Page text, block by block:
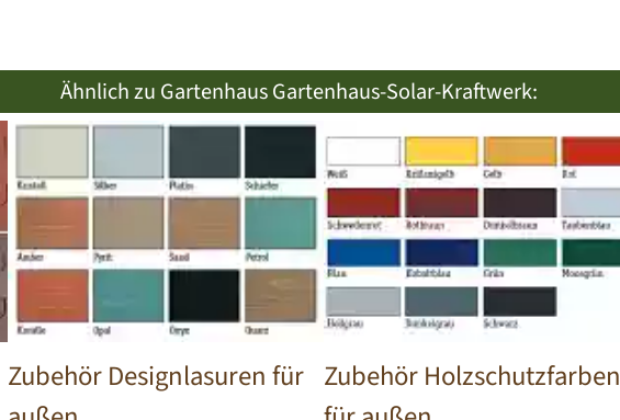
Ähnlich zu Gartenhaus Gartenhaus-Solar-Kraftwerk:
Zubehör Designlasuren für Zubehör Holzschutzfarben